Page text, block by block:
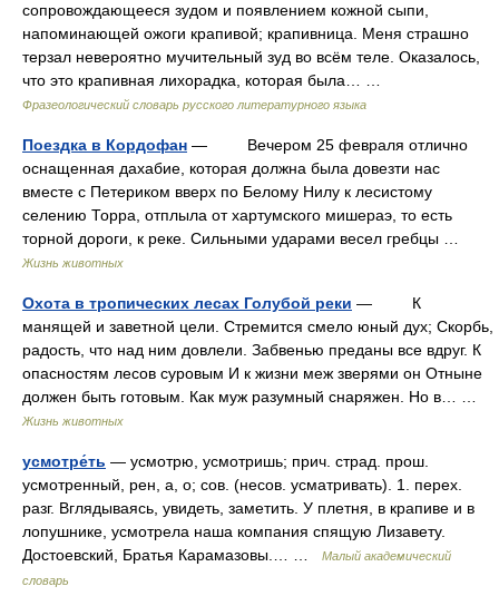
сопровождающееся зудом и появлением кожной сыпи,
напоминающей ожоги крапивой; крапивница. Меня страшно
терзал невероятно мучительный зуд во всём теле. Оказалось,
что это крапивная лихорадка, которая была… …
Фразеологический словарь русского литературного языка
Поездка в Кордофан — Вечером 25 февраля отлично
оснащенная дахабие, которая должна была довезти нас
вместе с Петериком вверх по Белому Нилу к лесистому
селению Торра, отплыла от хартумского мишераэ, то есть
торной дороги, к реке. Сильными ударами весел гребцы …
Жизнь животных
Охота в тропических лесах Голубой реки — К
манящей и заветной цели. Стремится смело юный дух; Скорбь,
радость, что над ним довлели. Забвенью преданы все вдруг. К
опасностям лесов суровым И к жизни меж зверями он Отныне
должен быть готовым. Как муж разумный снаряжен. Но в… …
Жизнь животных
усмотре́ть — усмотрю, усмотришь; прич. страд. прош.
усмотренный, рен, а, о; сов. (несов. усматривать). 1. перех.
разг. Вглядываясь, увидеть, заметить. У плетня, в крапиве и в
лопушнике, усмотрела наша компания спящую Лизавету.
Достоевский, Братья Карамазовы.… …
Малый академический
словарь